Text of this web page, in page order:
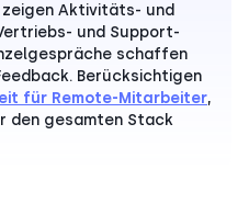
zeigen Aktivitäts- und
und Support-
schaffen
Berücksichtigen
für Remote-Mitarbeiter,
den gesamten Stack